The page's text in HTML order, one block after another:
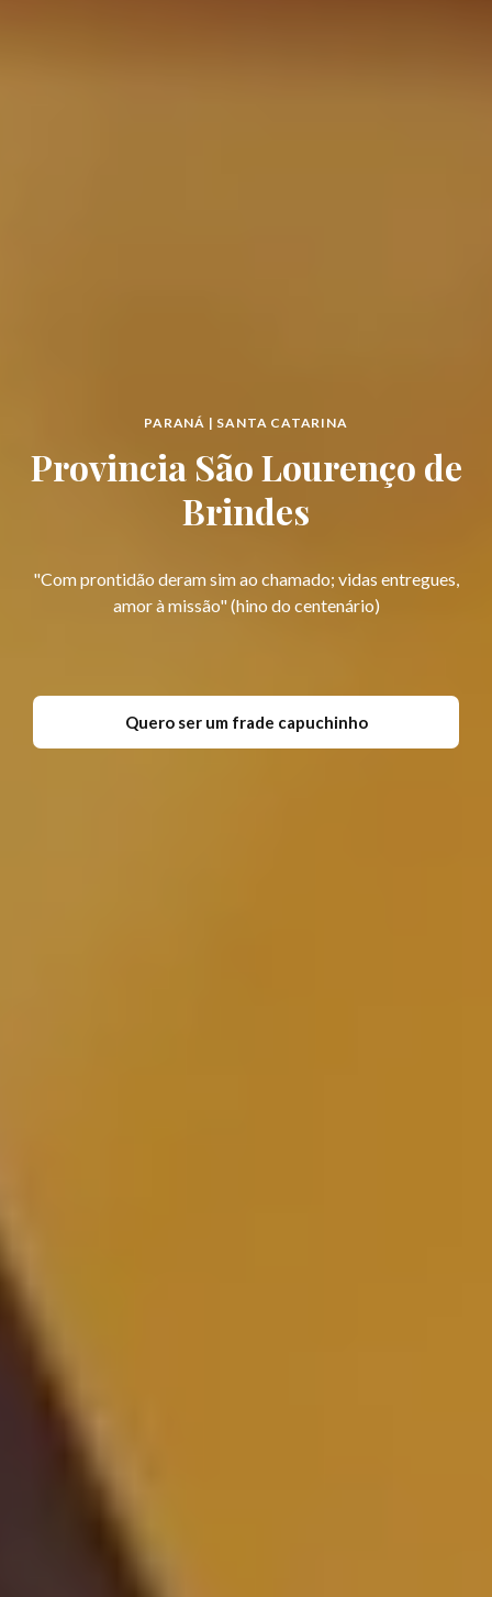
PARANÁ | SANTA CATARINA
Provincia São Lourenço de
Brindes
"Com prontidão deram sim ao chamado; vidas entregues,
amor à missão" (hino do centenário)
Quero ser um frade capuchinho